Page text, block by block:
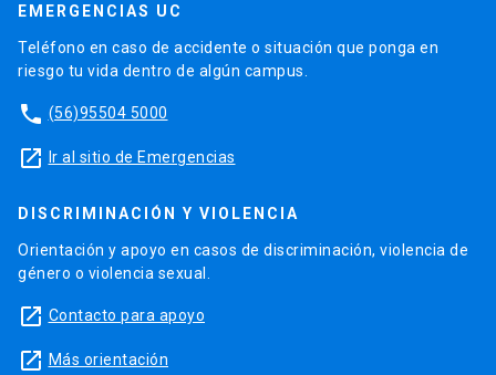
EMERGENCIAS UC
Teléfono en caso de accidente o situación que ponga en
riesgo tu vida dentro de algún campus.
phone (56)95504 5000
launch Ir al sitio de Emergencias
DISCRIMINACIÓN Y VIOLENCIA
Orientación y apoyo en casos de discriminación, violencia de
género o violencia sexual.
launch Contacto para apoyo
launch Más orientación